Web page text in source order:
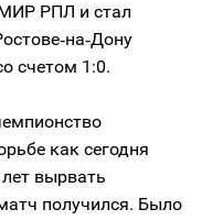
МИР РПЛ и стал
счетом 1:0.
как сегодня
вырвать
получился. Было